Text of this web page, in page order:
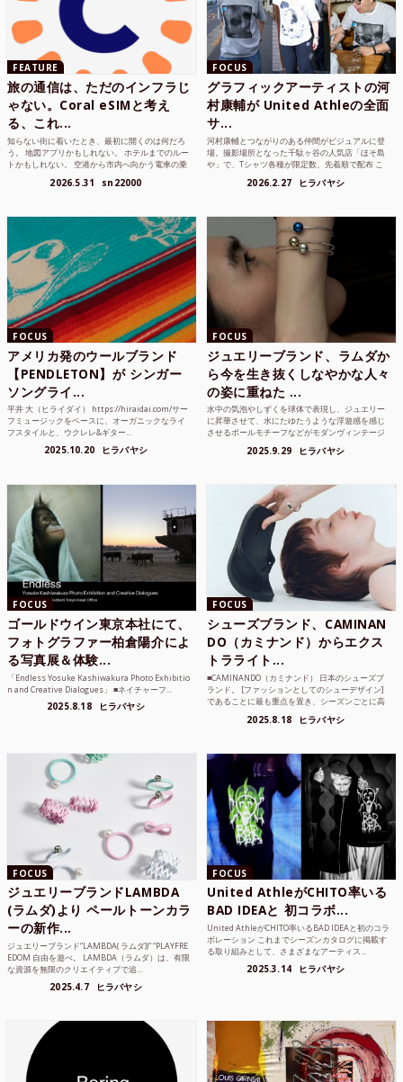
FEATURE
旅の通信は、ただのインフラじ
ゃない。Coral eSIMと考え
る、これ...
知らない街に着いたとき、最初に開くのは何だろ
う。 地図アプリかもしれない。 ホテルまでのルー
トかもしれない。 空港から市内へ向かう電車の乗
2026.5.31 sn22000
FOCUS
グラフィックアーティストの河
村康輔が United Athleの全面
サ...
河村康輔とつながりのある仲間がビジュアルに登
場。撮影場所となった千駄ヶ谷の人気店「ほそ島
や」で、Tシャツ各種が限定数、先着順で配布 こ
2026.2.27 ヒラバヤシ
FOCUS
アメリカ発のウールブランド
【PENDLETON】が シンガー
ソングライ...
平井 大（ヒライダイ） https://hiraidai.com/サー
フミュージックをベースに、オーガニックなライ
フスタイルと、ウクレレ&ギター...
2025.10.20 ヒラバヤシ
FOCUS
ジュエリーブランド、ラムダか
ら今を生き抜くしなやかな人々
の姿に重ねた ...
水中の気泡やしずくを球体で表現し、ジュエリー
に昇華させて、水にたゆたうような浮遊感を感じ
させるボールモチーフなどがモダンヴィンテージ
2025.9.29 ヒラバヤシ
FOCUS
ゴールドウイン東京本社にて、
フォトグラファー柏倉陽介によ
る写真展＆体験...
「Endless Yosuke Kashiwakura Photo Exhibitio
n and Creative Dialogues」 ■ネイチャーフ...
2025.8.18 ヒラバヤシ
FOCUS
シューズブランド、CAMINAN
DO（カミナンド）からエクス
トラライト...
■CAMINANDO（カミナンド） 日本のシューズブ
ランド。 [ファッションとしてのシューデザイン]
であることに最も重点を置き、シーズンごとに高
2025.8.18 ヒラバヤシ
FOCUS
ジュエリーブランドLAMBDA
(ラムダ)より ペールトーンカラ
ーの新作...
ジュエリーブランド“LAMBDA( ラムダ))” “PLAYFRE
EDOM 自由を遊べ。 LAMBDA（ラムダ）は、有限
な資源を無限のクリエイティブで追...
2025.4.7 ヒラバヤシ
FOCUS
United AthleがCHITO率いる
BAD IDEAと 初コラボ...
United AthleがCHITO率いるBAD IDEAと初のコラ
ボレーション これまでシーズンカタログに掲載す
る取り組みとして、さまざまなアーティス...
2025.3.14 ヒラバヤシ